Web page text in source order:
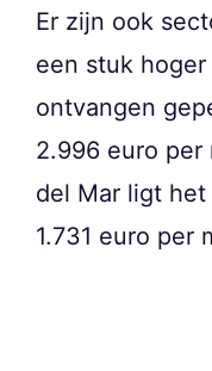
Er zijn ook
een stuk
ontvangen
2.996 euro per
del Mar ligt
1.731 euro per